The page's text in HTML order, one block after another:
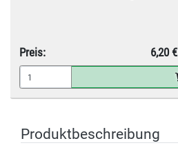
Preis: 6,20 €
Produktbeschreibung